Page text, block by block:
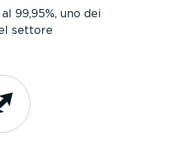
99,95%, uno dei
settore